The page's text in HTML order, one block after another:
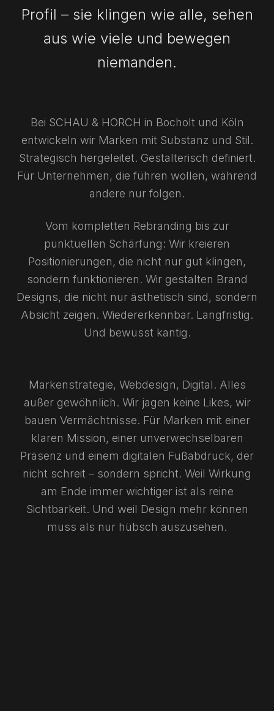
Profil – sie klingen wie alle, sehen
aus wie viele und bewegen
niemanden.
Bei SCHAU & HORCH in Bocholt und Köln
entwickeln wir Marken mit Substanz und Stil.
Strategisch hergeleitet. Gestalterisch definiert.
Für Unternehmen, die führen wollen, während
andere nur folgen.
Vom kompletten Rebranding bis zur
punktuellen Schärfung: Wir kreieren
Positionierungen, die nicht nur gut klingen,
sondern funktionieren. Wir gestalten Brand
Designs, die nicht nur ästhetisch sind, sondern
Absicht zeigen. Wiedererkennbar. Langfristig.
Und bewusst kantig.
Markenstrategie, Webdesign, Digital. Alles
außer gewöhnlich. Wir jagen keine Likes, wir
bauen Vermächtnisse. Für Marken mit einer
klaren Mission, einer unverwechselbaren
Präsenz und einem digitalen Fußabdruck, der
nicht schreit – sondern spricht. Weil Wirkung
am Ende immer wichtiger ist als reine
Sichtbarkeit. Und weil Design mehr können
muss als nur hübsch auszusehen.